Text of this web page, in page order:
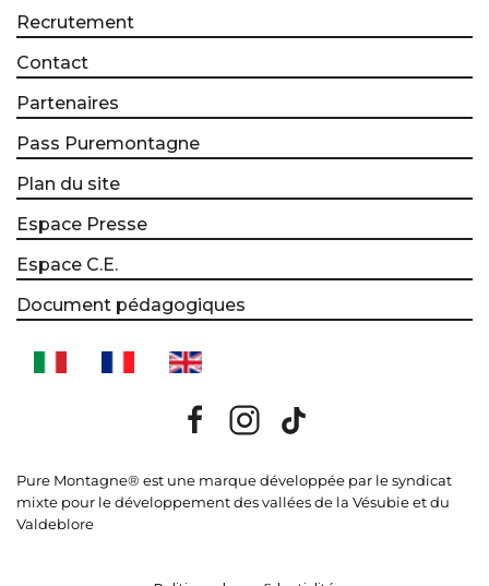
Recrutement
Contact
Partenaires
Pass Puremontagne
Plan du site
Espace Presse
Espace C.E.
Document pédagogiques
Pure Montagne® est une marque développée par le syndicat
mixte pour le développement des vallées de la Vésubie et du
Valdeblore